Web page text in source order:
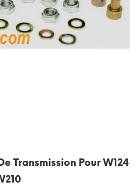
Transmission Pour W124